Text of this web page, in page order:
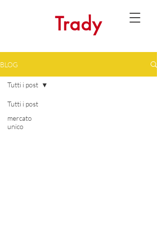
Trady
BLOG
Tutti i post
mercato
unico
Tutti i post